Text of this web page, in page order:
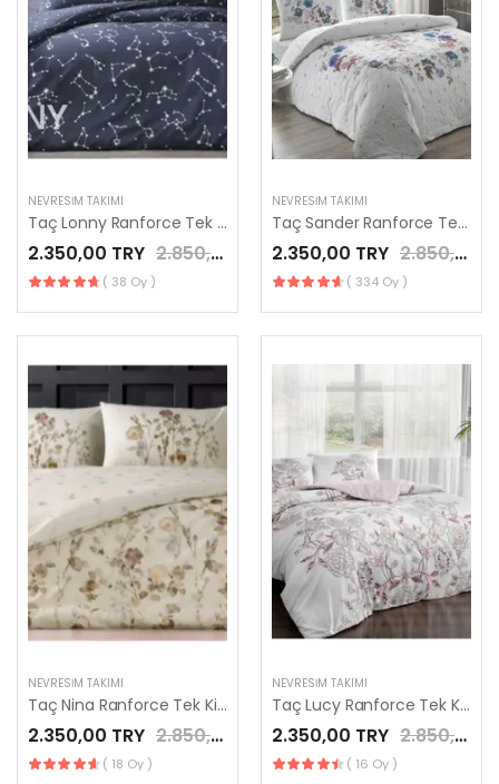
NEVRESIM TAKIMI
Taç Lonny Ranforce Tek Kişilik Nevresim Takımı Lacivert
2.350,00 TRY 2.850,00 TRY
( 38 Oy )
NEVRESIM TAKIMI
Taç Sander Ranforce Tek Kişilik Nevresim Takımı Mavi
2.350,00 TRY 2.850,00 TRY
( 334 Oy )
NEVRESIM TAKIMI
Taç Nina Ranforce Tek Kişilik Nevresim Takımı Bej
2.350,00 TRY 2.850,00 TRY
( 18 Oy )
NEVRESIM TAKIMI
Taç Lucy Ranforce Tek Kişilik Nevresim Takımı Pembe
2.350,00 TRY 2.850,00 TRY
( 16 Oy )